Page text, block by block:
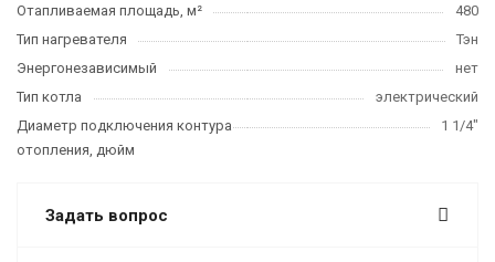
Отапливаемая площадь, м²
480
Тип нагревателя
Тэн
Энергонезависимый
нет
Тип котла
электрический
Диаметр подключения контура
отопления, дюйм
1 1/4"
Задать вопрос